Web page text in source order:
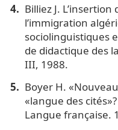
Billiez J.
l’immigration
sociolinguistiques
de didactique des
III, 1988.
Boyer H.
«langue des
Langue française.